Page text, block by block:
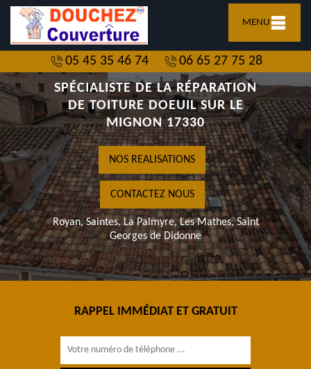
MENU
05 45 35 46 74
06 65 27 75 28
SPÉCIALISTE DE LA RÉPARATION
DE TOITURE DOEUIL SUR LE
MIGNON 17330
NOS REALISATIONS
CONTACTEZ NOUS
Royan, Saintes, La Palmyre, Les Mathes, Saint
Georges de Didonne
RAPPEL IMMÉDIAT ET GRATUIT